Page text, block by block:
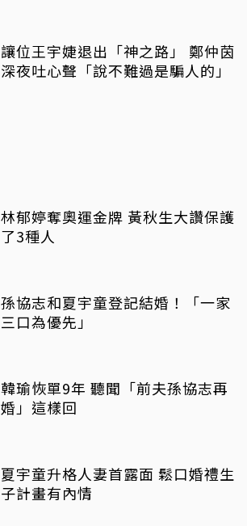
讓位王宇婕退出「神之路」 鄭仲茵
深夜吐心聲「說不難過是騙人的」
林郁婷奪奧運金牌 黃秋生大讚保護
了3種人
孫協志和夏宇童登記結婚！「一家
三口為優先」
韓瑜恢單9年 聽聞「前夫孫協志再
婚」這樣回
夏宇童升格人妻首露面 鬆口婚禮生
子計畫有內情